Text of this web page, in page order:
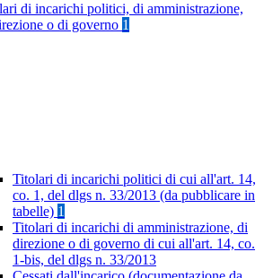
di incarichi politici, di amministrazione,
o di governo 1
Titolari di incarichi politici di cui all'art. 14,
co. 1, del dlgs n. 33/2013 (da pubblicare in
tabelle) 1
Titolari di incarichi di amministrazione, di
direzione o di governo di cui all'art. 14, co.
1-bis, del dlgs n. 33/2013